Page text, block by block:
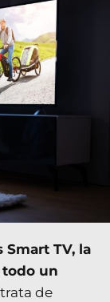
TV, la
un
de